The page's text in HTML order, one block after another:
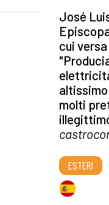
José
cui
molti
ESTERI